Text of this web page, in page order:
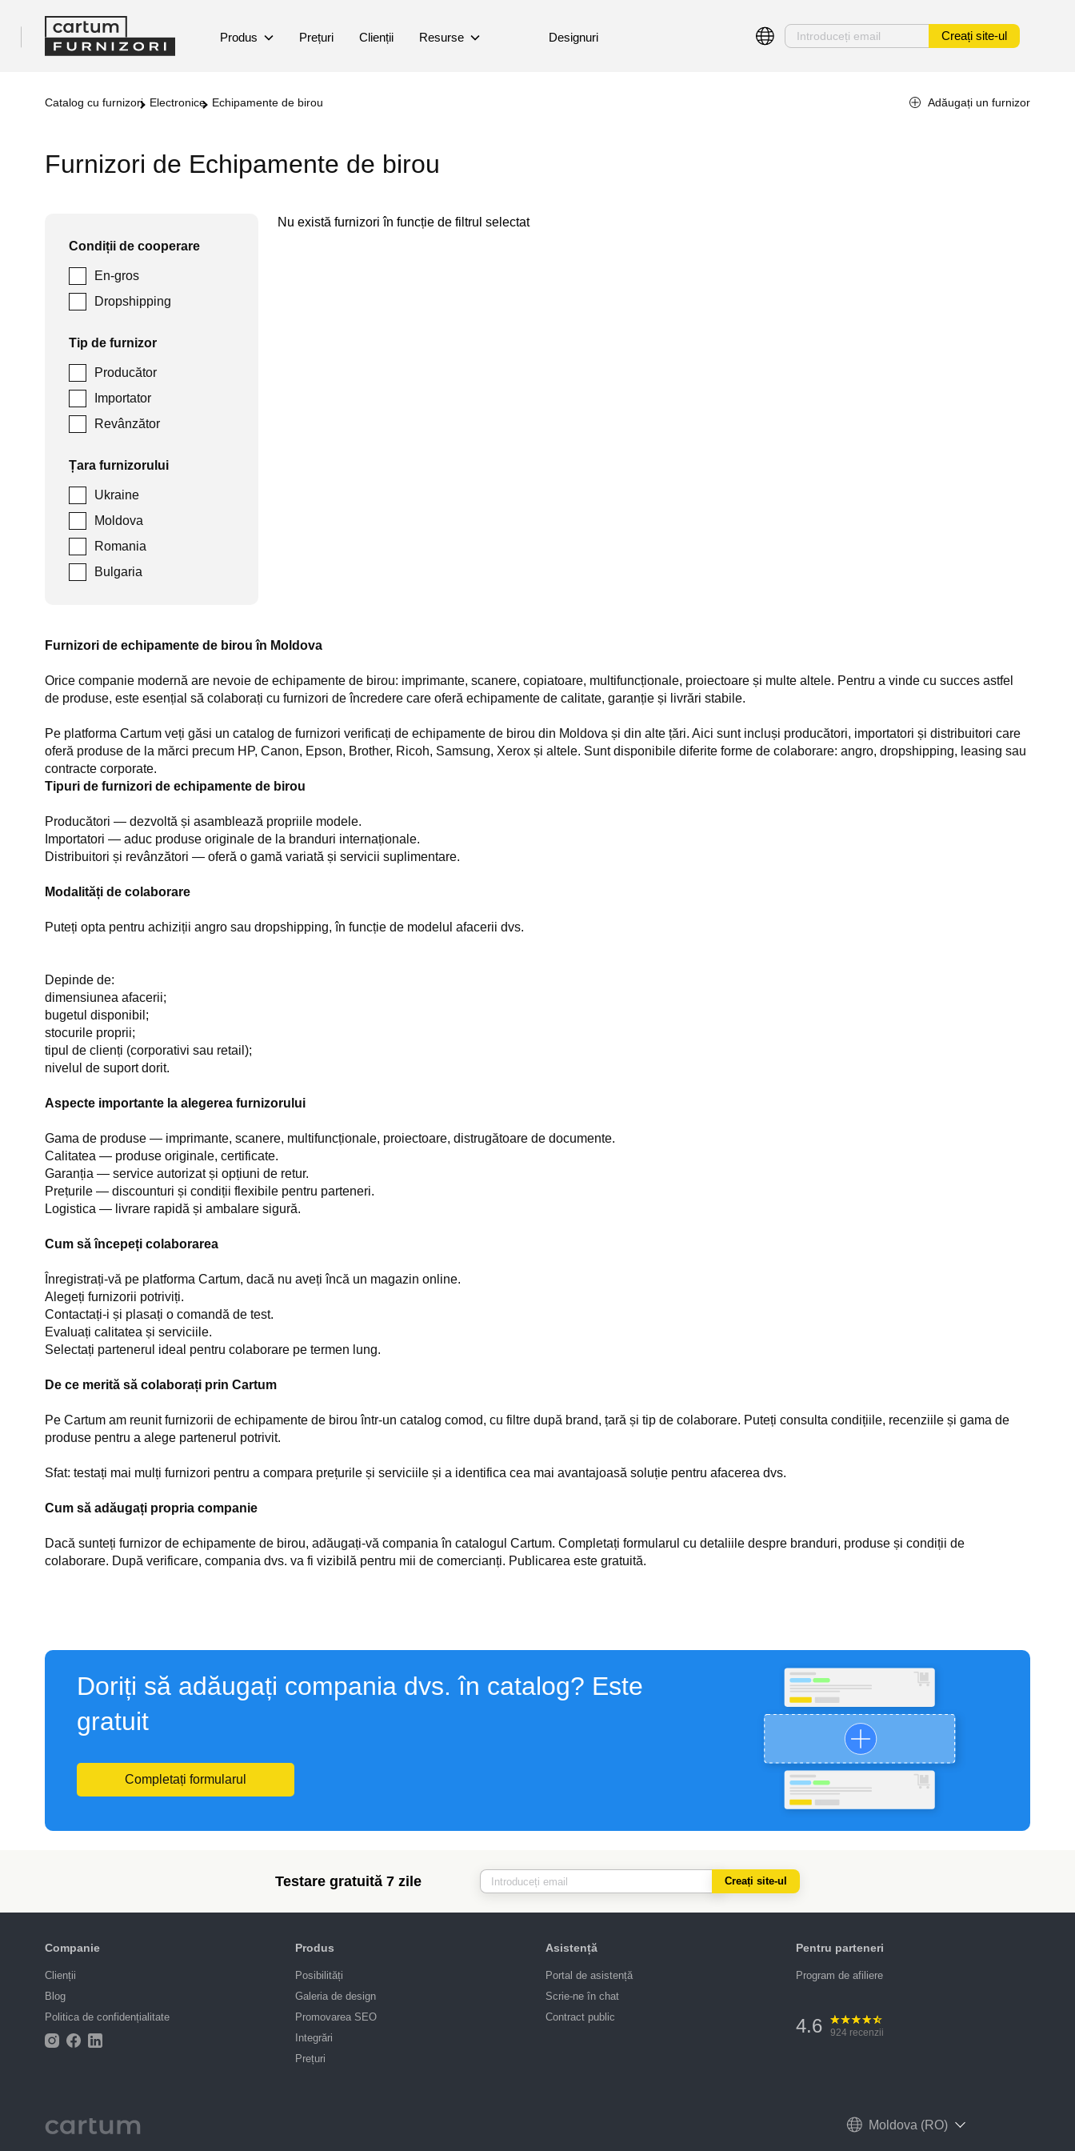
Produs Prețuri Clienții Resurse Designuri Creați site-ul
Catalog cu furnizori Electronice Echipamente de birou Adăugați un furnizor
Furnizori de Echipamente de birou
Condiții de cooperare
En-gros
Dropshipping
Tip de furnizor
Producător
Importator
Revânzător
Țara furnizorului
Ukraine
Moldova
Romania
Bulgaria
Nu există furnizori în funcție de filtrul selectat
Furnizori de echipamente de birou în Moldova
Orice companie modernă are nevoie de echipamente de birou: imprimante, scanere, copiatoare, multifuncționale, proiectoare și multe altele. Pentru a vinde cu succes astfel
de produse, este esențial să colaborați cu furnizori de încredere care oferă echipamente de calitate, garanție și livrări stabile.
Pe platforma Cartum veți găsi un catalog de furnizori verificați de echipamente de birou din Moldova și din alte țări. Aici sunt incluși producători, importatori și distribuitori care
oferă produse de la mărci precum HP, Canon, Epson, Brother, Ricoh, Samsung, Xerox și altele. Sunt disponibile diferite forme de colaborare: angro, dropshipping, leasing sau
contracte corporate.
Tipuri de furnizori de echipamente de birou
Producători — dezvoltă și asamblează propriile modele.
Importatori — aduc produse originale de la branduri internaționale.
Distribuitori și revânzători — oferă o gamă variată și servicii suplimentare.
Modalități de colaborare
Puteți opta pentru achiziții angro sau dropshipping, în funcție de modelul afacerii dvs.
Depinde de:
dimensiunea afacerii;
bugetul disponibil;
stocurile proprii;
tipul de clienți (corporativi sau retail);
nivelul de suport dorit.
Aspecte importante la alegerea furnizorului
Gama de produse — imprimante, scanere, multifuncționale, proiectoare, distrugătoare de documente.
Calitatea — produse originale, certificate.
Garanția — service autorizat și opțiuni de retur.
Prețurile — discounturi și condiții flexibile pentru parteneri.
Logistica — livrare rapidă și ambalare sigură.
Cum să începeți colaborarea
Înregistrați-vă pe platforma Cartum, dacă nu aveți încă un magazin online.
Alegeți furnizorii potriviți.
Contactați-i și plasați o comandă de test.
Evaluați calitatea și serviciile.
Selectați partenerul ideal pentru colaborare pe termen lung.
De ce merită să colaborați prin Cartum
Pe Cartum am reunit furnizorii de echipamente de birou într-un catalog comod, cu filtre după brand, țară și tip de colaborare. Puteți consulta condițiile, recenziile și gama de
produse pentru a alege partenerul potrivit.
Sfat: testați mai mulți furnizori pentru a compara prețurile și serviciile și a identifica cea mai avantajoasă soluție pentru afacerea dvs.
Cum să adăugați propria companie
Dacă sunteți furnizor de echipamente de birou, adăugați-vă compania în catalogul Cartum. Completați formularul cu detaliile despre branduri, produse și condiții de
colaborare. După verificare, compania dvs. va fi vizibilă pentru mii de comercianți. Publicarea este gratuită.
Doriți să adăugați compania dvs. în catalog? Este
gratuit
Completați formularul
Testare gratuită 7 zile Creați site-ul
Companie
Clienții
Blog
Politica de confidențialitate
Produs
Posibilități
Galeria de design
Promovarea SEO
Integrări
Prețuri
Asistență
Portal de asistență
Scrie-ne în chat
Contract public
Pentru parteneri
Program de afiliere
4.6 924 recenzii
Moldova (RO)